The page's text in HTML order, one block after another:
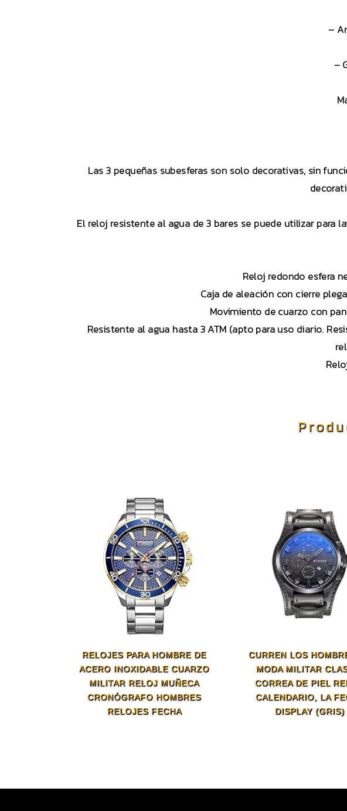
–
–
Las 3 pequeñas subesferas son solo decorativas, sin
El reloj resistente al agua de 3 bares se puede utilizar para
Reloj redondo esfera
Caja de aleación con cierre
Movimiento de cuarzo con
Resistente al agua hasta 3 ATM (apto para uso diario.
RELOJES PARA HOMBRE DE
ACERO INOXIDABLE CUARZO
MILITAR RELOJ MUÑECA
CRONÓGRAFO HOMBRES
RELOJES FECHA
CURREN LOS
MODA MILITAR
CORREA DE PIEL
CALENDARIO, LA
DISPLAY (GRIS)